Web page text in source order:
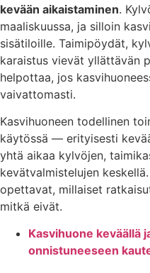
kevään aikaistaminen.
maaliskuussa, ja silloin
sisätiloille. Taimipöydät,
karaistus vievät yllättävän
helpottaa, jos
vaivattomasti.
Kasvihuoneen todellinen
käytössä — erityisesti
yhtä aikaa kylvöjen,
kevätvalmistelujen
opettavat, millaiset
mitkä eivät.
Kasvihuone keväällä
onnistuneeseen